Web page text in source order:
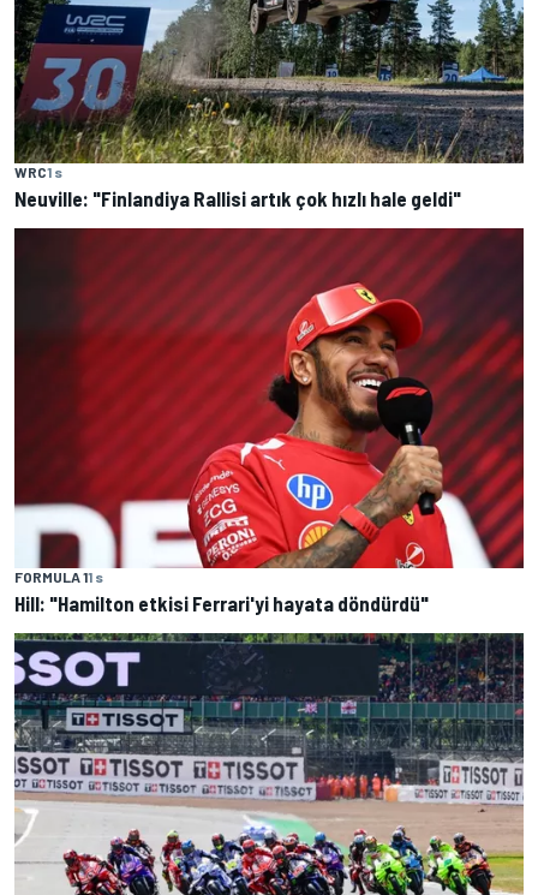
WRC1 s
Neuville: "Finlandiya Rallisi artık çok hızlı hale geldi"
FORMULA 11 s
Hill: "Hamilton etkisi Ferrari'yi hayata döndürdü"